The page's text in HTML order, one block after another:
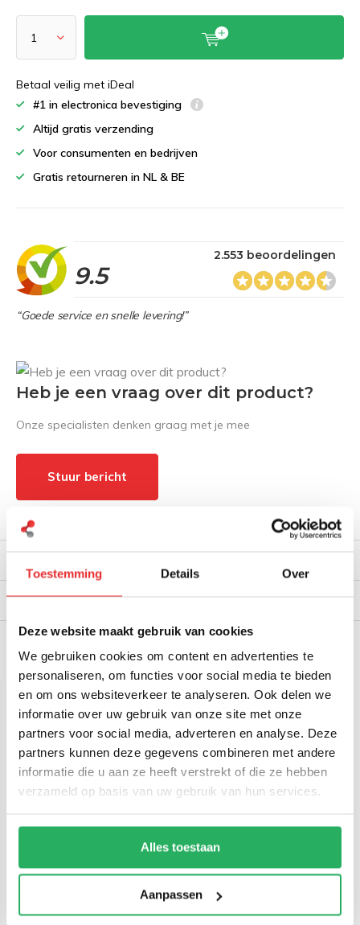
Toestemming Details Over
Deze website maakt gebruik van cookies
We gebruiken cookies om content en advertenties te
personaliseren, om functies voor social media te bieden
en om ons websiteverkeer te analyseren. Ook delen we
informatie over uw gebruik van onze site met onze
partners voor social media, adverteren en analyse. Deze
partners kunnen deze gegevens combineren met andere
informatie die u aan ze heeft verstrekt of die ze hebben
verzameld op basis van uw gebruik van hun services.
Alles toestaan
Aanpassen
Betaal veilig met iDeal
#1 in electronica bevestiging
Altijd gratis verzending
Voor consumenten en bedrijven
Gratis retourneren in NL & BE
9.5
2.553 beoordelingen
“Goede service en snelle levering!”
Heb je een vraag over dit product?
Onze specialisten denken graag met je mee
Stuur bericht
Productomschrijving
Verzendinformatie
Gerelateerde producten
RAM Mount Tough-Dock™
Samsung Tab S10+, S9+,
€ 209,-
RAM Mount GDS®
Delivery Hardwire Lader
RAM-GDS-CHARGE-V3C-
€ 149,-